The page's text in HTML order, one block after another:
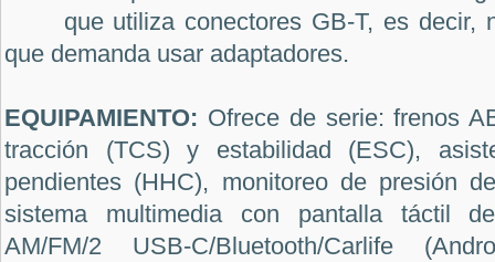
que utiliza conectores GB-T, es decir,
que demanda usar adaptadores.
EQUIPAMIENTO: Ofrece de serie: frenos
tracción (TCS) y estabilidad (ESC),
pendientes (HHC), monitoreo de presión
sistema multimedia con pantalla táctil
AM/FM/2 USB-C/Bluetooth/Carlife